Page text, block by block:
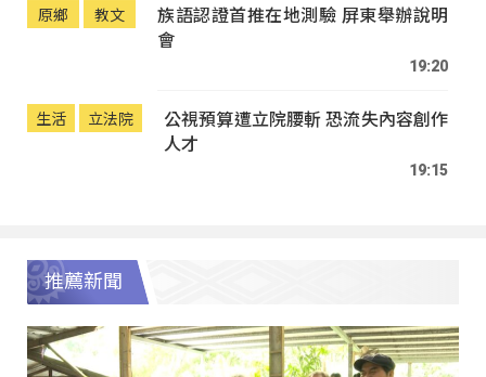
原鄉 教文
族語認證首推在地測驗 屏東舉辦說明
會
19:20
生活 立法院
公視預算遭立院腰斬 恐流失內容創作
人才
19:15
推薦新聞